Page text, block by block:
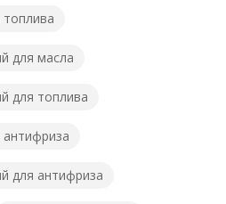
для масла
для топлива
для антифриза